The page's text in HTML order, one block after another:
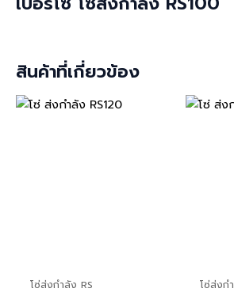
สินค้าที่เกี่ยวข้อง
โซ่ส่งกำลัง RS โซ่ส่งก